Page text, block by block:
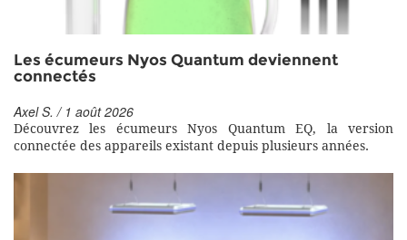
Les écumeurs Nyos Quantum deviennent
connectés
Axel S. / 1 août 2026
Découvrez les écumeurs Nyos Quantum EQ, la version
connectée des appareils existant depuis plusieurs années.